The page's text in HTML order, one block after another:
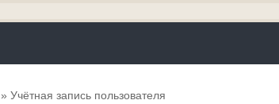
» Учётная запись пользователя